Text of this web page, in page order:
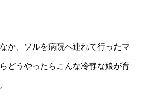
か、ソルを病院へ連れて行ったマ
どうやったらこんな冷静な娘が育